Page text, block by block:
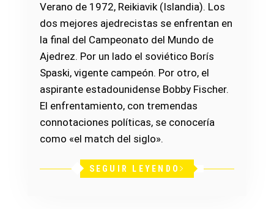
Verano de 1972, Reikiavik (Islandia). Los
dos mejores ajedrecistas se enfrentan en
la final del Campeonato del Mundo de
Ajedrez. Por un lado el soviético Borís
Spaski, vigente campeón. Por otro, el
aspirante estadounidense Bobby Fischer.
El enfrentamiento, con tremendas
connotaciones políticas, se conocería
como «el match del siglo».
SEGUIR LEYENDO